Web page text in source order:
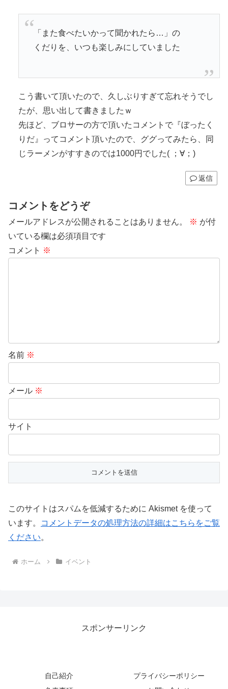
「また食べたいかって聞かれたら…」の
くだりを、いつも楽しみにしていました
こう書いて頂いたので、久しぶりすぎて忘れそうでし
たが、思い出して書きましたｗ
先ほど、ブロサーの方で頂いたコメントで『ぼったく
りだ』ってコメント頂いたので、ググってみたら、同
じラーメンがすすきのでは1000円でした( ；∀；)
返信
コメントをどうぞ
メールアドレスが公開されることはありません。 ※ が付
いている欄は必須項目です
コメント ※
名前 ※
メール ※
サイト
このサイトはスパムを低減するために Akismet を使って
います。
コメントデータの処理方法の詳細はこちらをご覧
ください。
ホーム イベント
スポンサーリンク
自己紹介
プライバシーポリシー